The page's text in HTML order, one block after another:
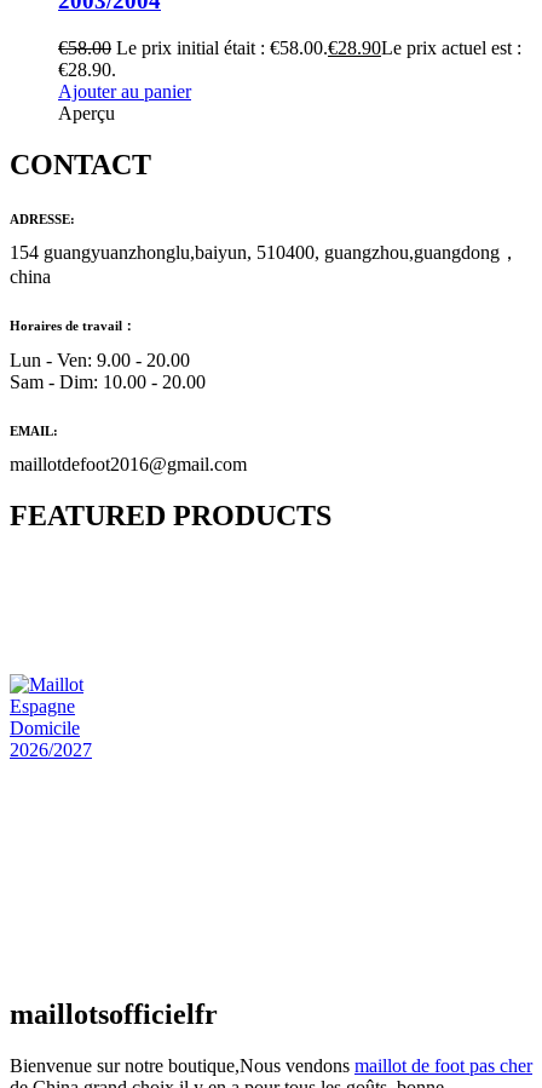
€58.00 Le prix initial était : €58.00.€28.90Le prix actuel est :
€28.90.
Ajouter au panier
Aperçu
CONTACT
ADRESSE:
154 guangyuanzhonglu,baiyun, 510400, guangzhou,guangdong，
china
Horaires de travail：
Lun - Ven: 9.00 - 20.00
Sam - Dim: 10.00 - 20.00
EMAIL:
maillotdefoot2016@gmail.com
FEATURED PRODUCTS
maillotsofficielfr
Bienvenue sur notre boutique,Nous vendons maillot de foot pas cher